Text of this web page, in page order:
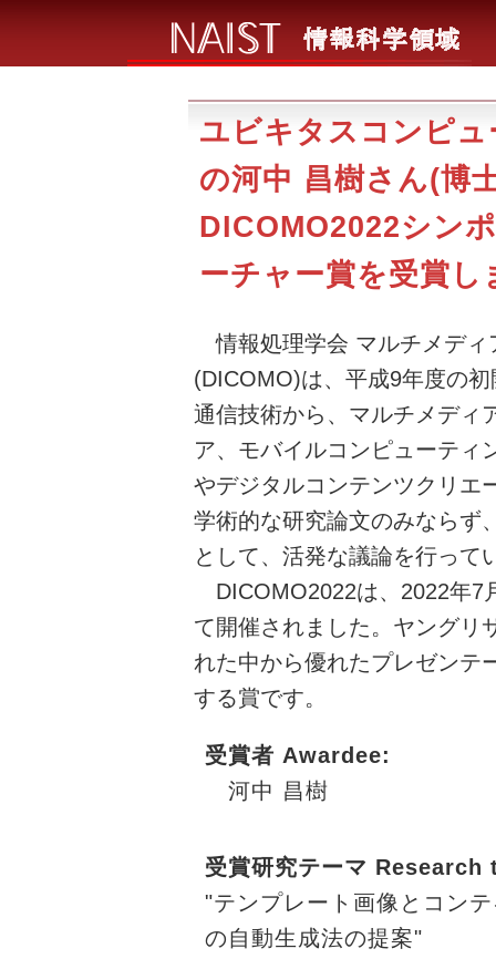
ユビキタスコンピ
の河中 昌樹さん(博
DICOMO2022シン
ーチャー賞を受賞
情報処理学会 マルチメディ
(DICOMO)は、平成9年度の
通信技術から、マルチメディ
ア、モバイルコンピューティ
やデジタルコンテンツクリエ
学術的な研究論文のみならず
として、活発な議論を行って
DICOMO2022は、2022年7
て開催されました。ヤングリ
れた中から優れたプレゼンテ
する賞です。
受賞者 Awardee:
河中 昌樹
受賞研究テーマ Research
"テンプレート画像とコン
の自動生成法の提案"